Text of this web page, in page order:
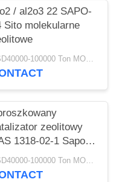
/ al2o3 22 SAPO-
Sito molekularne
USD40000-100000 Ton MOQ:1 KG
zeolitowy
1318-02-1 Sapo-
do spalin
MTO
USD40000-100000 Ton MOQ:1 KG